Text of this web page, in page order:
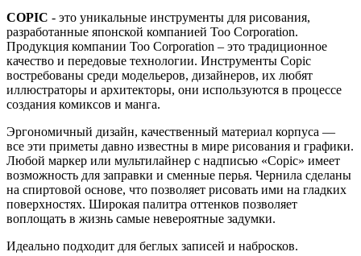
COPIC - это уникальные инструменты для рисования,
разработанные японской компанией Too Corporation.
Продукция компании Too Corporation – это традиционное
качество и передовые технологии. Инструменты Copic
востребованы среди модельеров, дизайнеров, их любят
иллюстраторы и архитекторы, они используются в процессе
создания комиксов и манга.
Эргономичный дизайн, качественный материал корпуса —
все эти приметы давно известны в мире рисования и графики.
Любой маркер или мультилайнер с надписью «Copic» имеет
возможность для заправки и сменные перья. Чернила сделаны
на спиртовой основе, что позволяет рисовать ими на гладких
поверхностях. Широкая палитра оттенков позволяет
воплощать в жизнь самые невероятные задумки.
Идеально подходит для беглых записей и набросков.